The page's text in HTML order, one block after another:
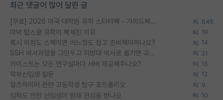
최근 댓글이 많이 달린 글
[무료] 2026 미국 대학원 유학 스타터팩 - 가이드북 & 합격자 컨택메일 템플릿 645
미박 탑스쿨 유학이 빡세진 이유 19
혹시 이정도 스펙이면 어느정도 잡고 준비해야하나요? 14
SSH 박사과정을 그만두고 지방대 박사로 옮기면 교수의 꿈은 끝일까요? 21
카이스트는 모든 연구실마다 서버 제공해주나요? 15
학부신입생 질문 12
알츠하이머 관련 고등학생 탐구 포트폴리오 9
입학도 안한 신입생이 원래 관심을 받나요 10